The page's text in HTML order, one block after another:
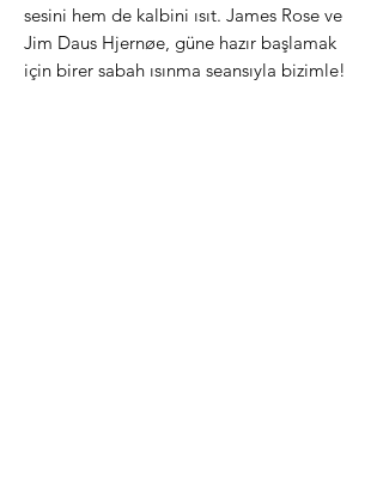
sesini hem de kalbini ısıt. James Rose ve
Jim Daus Hjernøe, güne hazır başlamak
için birer sabah ısınma seansıyla bizimle!